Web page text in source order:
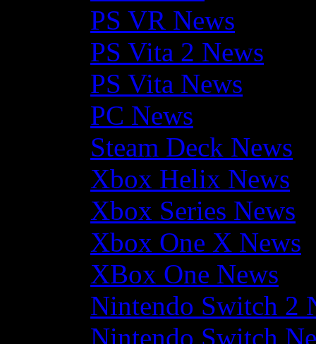
PS VR News
PS Vita 2 News
PS Vita News
PC News
Steam Deck News
Xbox Helix News
Xbox Series News
Xbox One X News
XBox One News
Nintendo Switch 2
Nintendo Switch